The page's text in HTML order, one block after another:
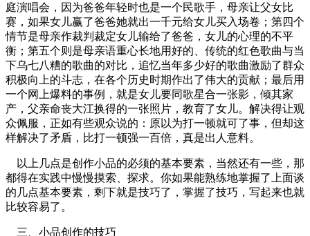
庭演唱会，因为爸爸年轻时也是一个民歌手，母亲让父女比
赛，如果女儿赢了爸爸她就出一千元给女儿买入场卷；第四个
情节是母亲作裁判裁定女儿输给了爸爸，女儿的心理的不平
衡；第五个则是母亲语重心长地用好的、传统的红色歌曲与当
下乌七八糟的歌曲的对比，追忆当年多少好的歌曲激励了群众
积极向上的斗志，在各个历史时期作出了伟大的贡献；最后用
一个网上爆料的事例，就是女儿要同歌星合一张影，倾其家
产，父亲命丧大江换得的一张照片，教育了女儿。解决得让观
众佩服，正如有些观众说的：原以为打一顿就可了事，但却这
样解决了矛盾，比打一顿强一百倍，真是出人意料。
以上几点是创作小品的必须的基本要素，当然还有一些，那
都得在实践中慢慢摸索、探求。你如果能熟练地掌握了上面谈
的几点基本要素，剩下就是技巧了，掌握了技巧，写起来也就
比较容易了。
三、小品创作的技巧